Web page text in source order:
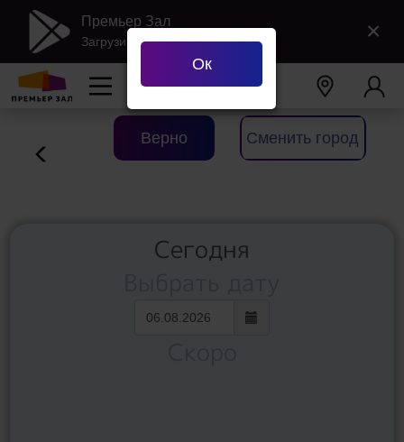
Премьер Зал
Загрузить в Google Play ×
Ваш городЕкатеринбург
Верно Сменить город
Сегодня
Ок